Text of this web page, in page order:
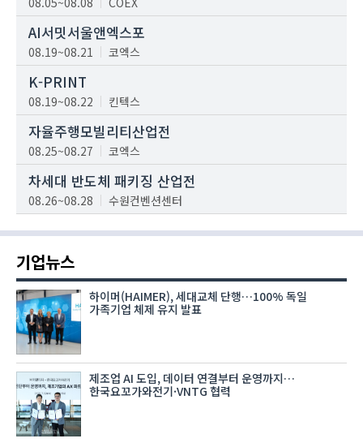
AI서밋서울앤엑스포
08.19~08.21 코엑스
K-PRINT
08.19~08.22 킨텍스
자율주행모빌리티산업전
08.25~08.27 코엑스
차세대 반도체 패키징 산업전
08.26~08.28 수원컨벤션센터
기업뉴스
하이머(HAIMER), 세대교체 단행…100% 독일
가족기업 체제 유지 발표
제조업 AI 도입, 데이터 연결부터 운영까지…
한국요꼬가와전기·VNTG 협력